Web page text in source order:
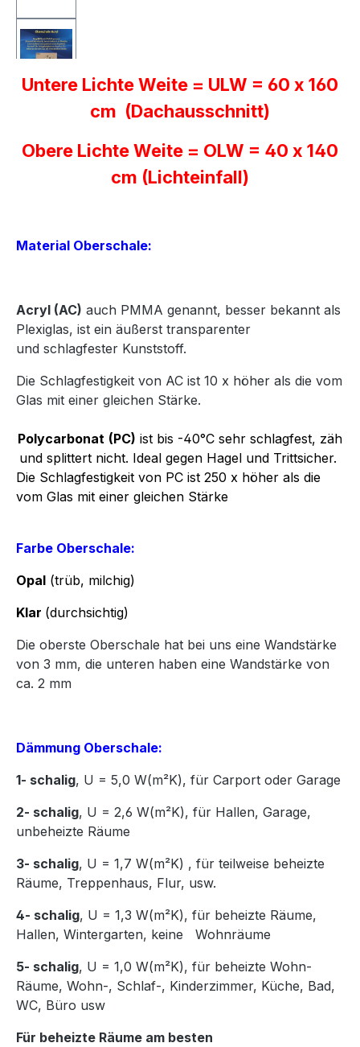
Untere Lichte Weite = ULW = 60 x 160
cm (Dachausschnitt)
Obere Lichte Weite = OLW = 40 x 140
cm (Lichteinfall)
Material Oberschale:
Acryl (AC) auch PMMA genannt, besser bekannt als
Plexiglas, ist ein äußerst transparenter
und schlagfester Kunststoff.
Die Schlagfestigkeit von AC ist 10 x höher als die vom
Glas mit einer gleichen Stärke.
Polycarbonat (PC) ist bis -40°C sehr schlagfest, zäh
und splittert nicht. Ideal gegen Hagel und Trittsicher.
Die Schlagfestigkeit von PC ist 250 x höher als die
vom Glas mit einer gleichen Stärke
Farbe Oberschale:
Opal (trüb, milchig)
Klar (durchsichtig)
Die oberste Oberschale hat bei uns eine Wandstärke
von 3 mm, die unteren haben eine Wandstärke von
ca. 2 mm
Dämmung Oberschale:
1- schalig, U = 5,0 W(m²K), für Carport oder Garage
2- schalig, U = 2,6 W(m²K), für Hallen, Garage,
unbeheizte Räume
3- schalig, U = 1,7 W(m²K) , für teilweise beheizte
Räume, Treppenhaus, Flur, usw.
4- schalig, U = 1,3 W(m²K), für beheizte Räume,
Hallen, Wintergarten, keine Wohnräume
5- schalig, U = 1,0 W(m²K), für beheizte Wohn-
Räume, Wohn-, Schlaf-, Kinderzimmer, Küche, Bad,
WC, Büro usw
Für beheizte Räume am besten